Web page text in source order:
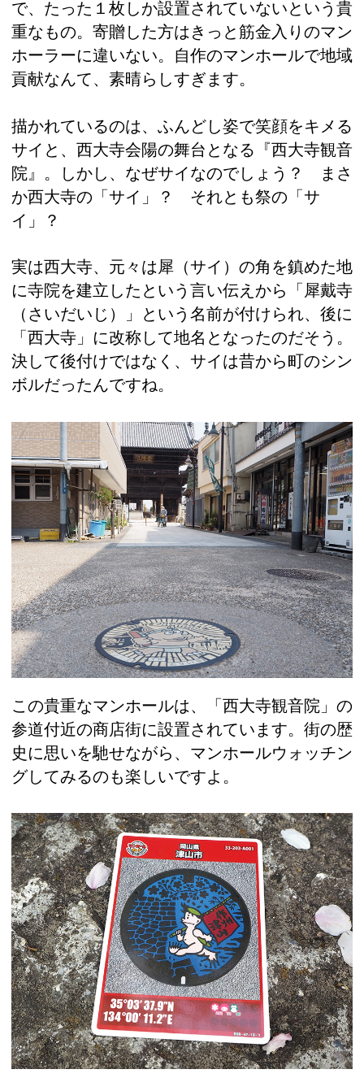
で、たった１枚しか設置されていないという貴
重なもの。寄贈した方はきっと筋金入りのマン
ホーラーに違いない。自作のマンホールで地域
貢献なんて、素晴らしすぎます。
描かれているのは、ふんどし姿で笑顔をキメる
サイと、西大寺会陽の舞台となる『西大寺観音
院』。しかし、なぜサイなのでしょう？ まさ
か西大寺の「サイ」？ それとも祭の「サ
イ」？
実は西大寺、元々は犀（サイ）の角を鎮めた地
に寺院を建立したという言い伝えから「犀戴寺
（さいだいじ）」という名前が付けられ、後に
「西大寺」に改称して地名となったのだそう。
決して後付けではなく、サイは昔から町のシン
ボルだったんですね。
この貴重なマンホールは、「西大寺観音院」の
参道付近の商店街に設置されています。街の歴
史に思いを馳せながら、マンホールウォッチン
グしてみるのも楽しいですよ。